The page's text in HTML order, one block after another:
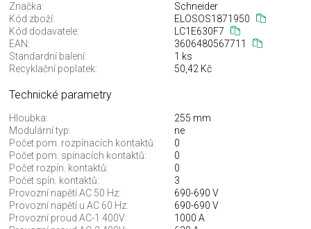
Značka:
Schneider
Kód zboží:
ELOSOS1871950
Kód dodavatele:
LC1E630F7
EAN:
3606480567711
Standardní balení:
1 ks
Recyklační poplatek:
50,42 Kč
Technické parametry
Hloubka:
255 mm
Modulární typ:
ne
Počet pom. rozpínacích kontaktů:
0
Počet pom. spínacích kontaktů:
0
Počet rozpín. kontaktů:
0
Počet spín. kontaktů:
3
Provozní napětí AC 50 Hz:
690-690 V
Provozní napětí u AC 60 Hz:
690-690 V
Provozní proud AC-1 400V:
1000 A